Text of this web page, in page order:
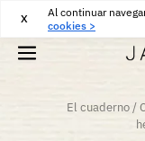
Al continuar
cookies >
X
El cuaderno/